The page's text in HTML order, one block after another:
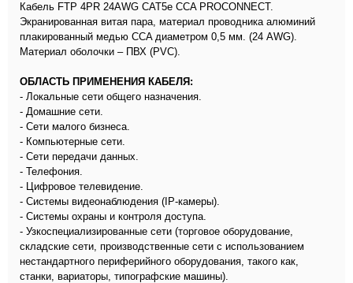
Кабель FTP 4PR 24AWG CAT5e CCA PROCONNECT.
Экранированная витая пара, материал проводника алюминий
плакированный медью CCA диаметром 0,5 мм. (24 AWG).
Материал оболочки – ПВХ (PVC).
ОБЛАСТЬ ПРИМЕНЕНИЯ КАБЕЛЯ:
- Локальные сети общего назначения.
- Домашние сети.
- Сети малого бизнеса.
- Компьютерные сети.
- Сети передачи данных.
- Телефония.
- Цифровое телевидение.
- Системы видеонаблюдения (IP-камеры).
- Системы охраны и контроля доступа.
- Узкоспециализированные сети (торговое оборудование,
складские сети, производственные сети с использованием
нестандартного периферийного оборудования, такого как,
станки, вариаторы, типографские машины).